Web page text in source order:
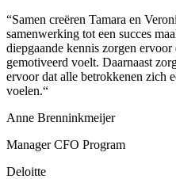
“Samen creëren Tamara en
samenwerking tot een succes
diepgaande kennis zorgen
gemotiveerd voelt. Daarnaast
ervoor dat alle betrokkenen zich
voelen.“
Anne Brenninkmeijer
Manager CFO Program
Deloitte